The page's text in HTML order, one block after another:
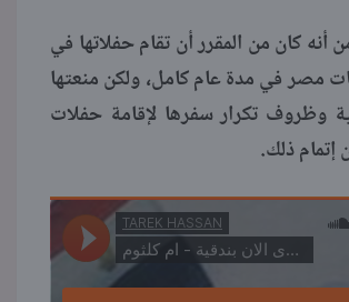
أنه كان من المقرر أن تقام حفلاتها في
مصر في مدة عام كامل، ولكن منعتها
وظروف تكرار سفرها لإقامة حفلات
ذلك.